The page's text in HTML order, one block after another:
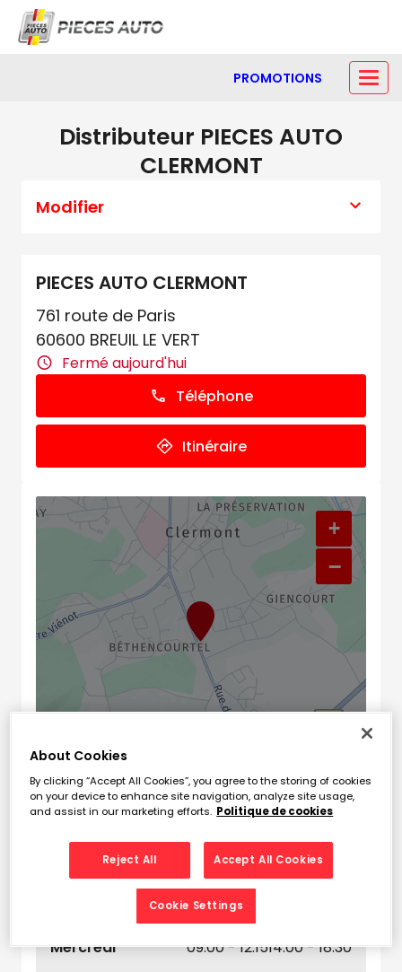
PROMOTIONS
Distributeur PIECES AUTO
CLERMONT
Modifier
PIECES AUTO CLERMONT
761 route de Paris
60600 BREUIL LE VERT
Fermé aujourd'hui
Téléphone
Itinéraire
Horaires d'ouverture
Lundi 09:00 - 12:1514:00 - 18:30
09:00 - 12:15
Mercredi 09:00 - 12:1514:00 - 18:30
+
−
Leaflet| Map ©2026HERE
Naviguer
About Cookies
By clicking “Accept All Cookies”, you agree to the storing of cookies
on your device to enhance site navigation, analyze site usage,
and assist in our marketing efforts. Politique de cookies
Reject All Accept All Cookies
Cookie Settings